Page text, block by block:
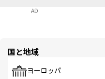
AD
国と地域
ヨーロッパ